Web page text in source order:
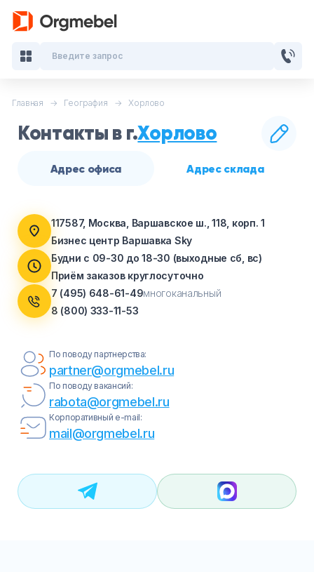
Главная География Хорлово
Контакты в г.Хорлово
Адрес офиса Адрес склада
117587, Москва, Варшавское ш., 118, корп. 1
Бизнес центр Варшавка Sky
Будни с 09-30 до 18-30 (выходные сб, вс)
Приём заказов круглосуточно
7 (495) 648-61-49многоканальный
8 (800) 333-11-53
По поводу партнерства:
partner@orgmebel.ru
По поводу вакансий:
rabota@orgmebel.ru
Корпоративный e-mail:
mail@orgmebel.ru
Введите запрос
Кабинеты руководителя
Мебель для персонала
Столы для переговоров
Стойки ресепшн
Офисные кресла и стулья
Офисные столы
Офисные шкафы
Офисные диваны
Сейфы и металлическая мебель
Обеденная зона
Искусственные растения